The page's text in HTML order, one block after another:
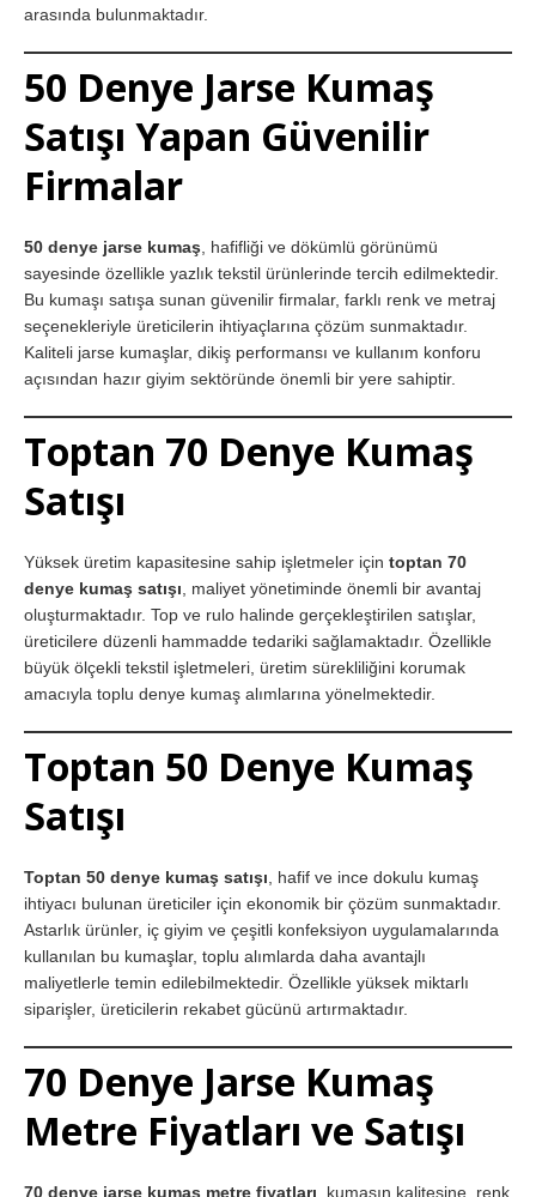
arasında bulunmaktadır.
50 Denye Jarse Kumaş
Satışı Yapan Güvenilir
Firmalar
50 denye jarse kumaş, hafifliği ve dökümlü görünümü
sayesinde özellikle yazlık tekstil ürünlerinde tercih edilmektedir.
Bu kumaşı satışa sunan güvenilir firmalar, farklı renk ve metraj
seçenekleriyle üreticilerin ihtiyaçlarına çözüm sunmaktadır.
Kaliteli jarse kumaşlar, dikiş performansı ve kullanım konforu
açısından hazır giyim sektöründe önemli bir yere sahiptir.
Toptan 70 Denye Kumaş
Satışı
Yüksek üretim kapasitesine sahip işletmeler için toptan 70
denye kumaş satışı, maliyet yönetiminde önemli bir avantaj
oluşturmaktadır. Top ve rulo halinde gerçekleştirilen satışlar,
üreticilere düzenli hammadde tedariki sağlamaktadır. Özellikle
büyük ölçekli tekstil işletmeleri, üretim sürekliliğini korumak
amacıyla toplu denye kumaş alımlarına yönelmektedir.
Toptan 50 Denye Kumaş
Satışı
Toptan 50 denye kumaş satışı, hafif ve ince dokulu kumaş
ihtiyacı bulunan üreticiler için ekonomik bir çözüm sunmaktadır.
Astarlık ürünler, iç giyim ve çeşitli konfeksiyon uygulamalarında
kullanılan bu kumaşlar, toplu alımlarda daha avantajlı
maliyetlerle temin edilebilmektedir. Özellikle yüksek miktarlı
siparişler, üreticilerin rekabet gücünü artırmaktadır.
70 Denye Jarse Kumaş
Metre Fiyatları ve Satışı
70 denye jarse kumaş metre fiyatları , kumaşın kalitesine, renk